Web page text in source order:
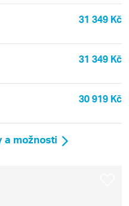
31 349 Kč
31 349 Kč
30 919 Kč
a možnosti